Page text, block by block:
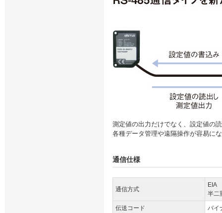
測定値の出力だけでなく、設定値の
各種データ管理や遠隔操作が容易に
通信仕様
通信方式
EIA
半二
伝送コード バイ